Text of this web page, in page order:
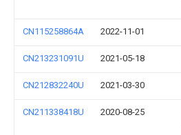
CN115258864A 2022-11-01
CN213231091U 2021-05-18
CN212832240U 2021-03-30
CN211338418U 2020-08-25